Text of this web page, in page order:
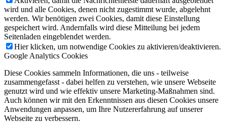
wird und alle Cookies, denen nicht zugestimmt wurde, abgelehnt
werden. Wir benötigen zwei Cookies, damit diese Einstellung
gespeichert wird. Andernfalls wird diese Mitteilung bei jedem
Seitenladen eingeblendet werden.
Hier klicken, um notwendige Cookies zu aktivieren/deaktivieren.
Google Analytics Cookies
Diese Cookies sammeln Informationen, die uns - teilweise
zusammengefasst - dabei helfen zu verstehen, wie unsere Webseite
genutzt wird und wie effektiv unsere Marketing-Maßnahmen sind.
Auch können wir mit den Erkenntnissen aus diesen Cookies unsere
Anwendungen anpassen, um Ihre Nutzererfahrung auf unserer
Webseite zu verbessern.